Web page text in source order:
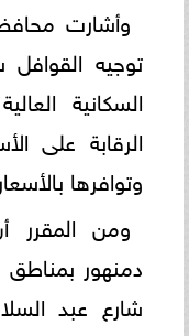
وأشارت
توجيه
السكانية
الرقابة على
وتوافرها
دمنهور بمناطق
شارع عبد